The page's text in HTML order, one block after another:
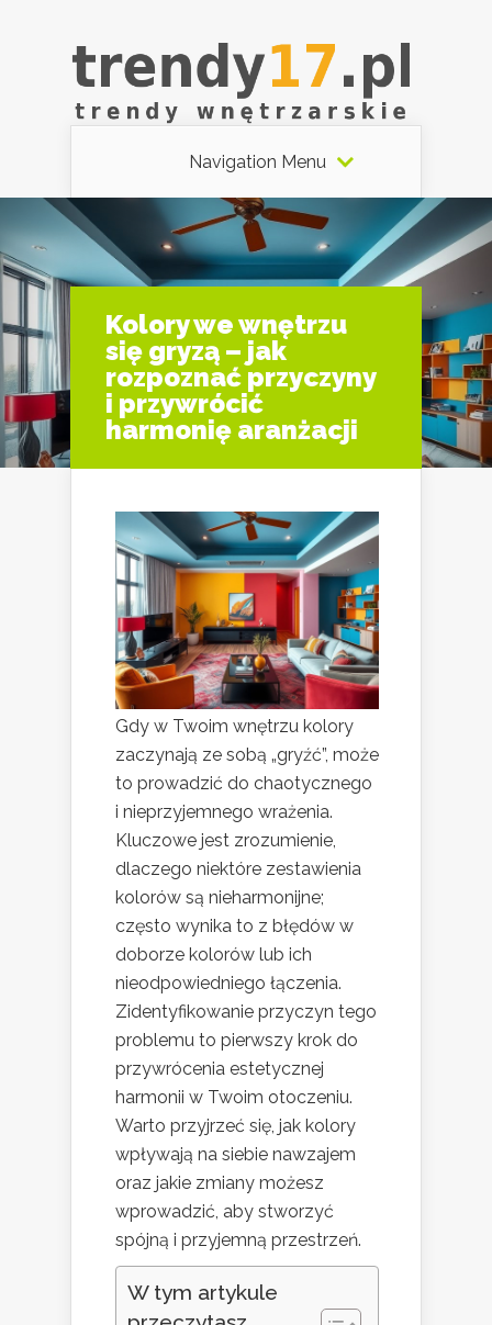
Navigation Menu
Kolory we wnętrzu
się gryzą – jak
rozpoznać przyczyny
i przywrócić
harmonię aranżacji
Gdy w Twoim wnętrzu kolory
zaczynają ze sobą „gryźć”, może
to prowadzić do chaotycznego
i nieprzyjemnego wrażenia.
Kluczowe jest zrozumienie,
dlaczego niektóre zestawienia
kolorów są nieharmonijne;
często wynika to z błędów w
doborze kolorów lub ich
nieodpowiedniego łączenia.
Zidentyfikowanie przyczyn tego
problemu to pierwszy krok do
przywrócenia estetycznej
harmonii w Twoim otoczeniu.
Warto przyjrzeć się, jak kolory
wpływają na siebie nawzajem
oraz jakie zmiany możesz
wprowadzić, aby stworzyć
spójną i przyjemną przestrzeń.
W tym artykule